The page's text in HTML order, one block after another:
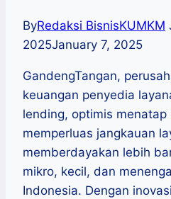
ByRedaksi BisnisKUMKM
2025January 7, 2025
GandengTangan,
keuangan penyedia
lending, optimis
memperluas jangkauan
memberdayakan lebih
mikro, kecil, dan
Indonesia. Dengan